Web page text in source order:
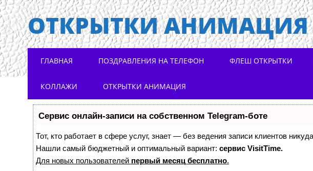
ОТКРЫТКИ АНИМАЦИЯ
Main menu
Skip to content
ГЛАВНАЯ ПОЗДРАВЛЕНИЯ НА ТЕЛЕФОН ФЛЕШ ОТКРЫТКИ
КОЛЛАЖИ ОТКРЫТКИ АНИМАЦИЯ
Сервис онлайн-записи на собственном Telegram-боте
Тот, кто работает в сфере услуг, знает — без ведения записи клиентов
Нашли самый бюджетный и оптимальный вариант: сервис VisitTime.
Для новых пользователей первый месяц бесплатно.